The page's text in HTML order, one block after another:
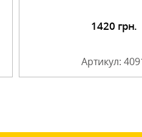
1420 грн.
Артикул: